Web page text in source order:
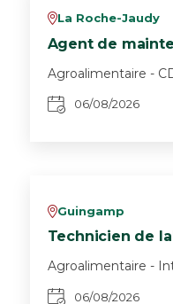
vLa Roche-Jaudy
Agent de
Agroalimentaire -
06/08/2026
vGuingamp
Technicien de
Agroalimentaire -
06/08/2026